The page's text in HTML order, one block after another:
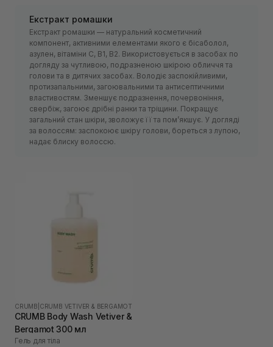
Екстракт ромашки
Екстракт ромашки — натуральний косметичний
компонент, активними елементами якого є бісаболол,
азулен, вітаміни С, В1, В2. Використовується в засобах по
догляду за чутливою, подразненою шкірою обличчя та
голови та в дитячих засобах. Володіє заспокійливими,
протизапальними, загоювальними та антисептичними
властивостям. Зменшує подразнення, почервоніння,
свербіж, загоює дрібні ранки та тріщини. Покращує
загальний стан шкіри, зволожує її та помʼякшує. У догляді
за волоссям: заспокоює шкіру голови, бореться з лупою,
надає блиску волоссю.
CRUMB CRUMB VETIVER & BERGAMOT
CRUMB Body Wash Vetiver &
Bergamot 300 мл
Гель для тіла